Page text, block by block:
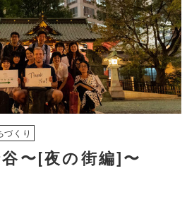
づくり
〜[夜の街編]〜